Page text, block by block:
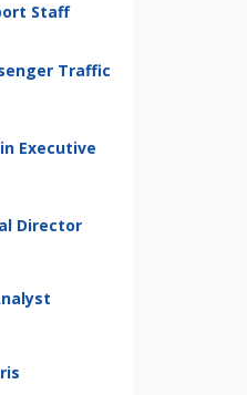
Staff
Traffic
Executive
Director